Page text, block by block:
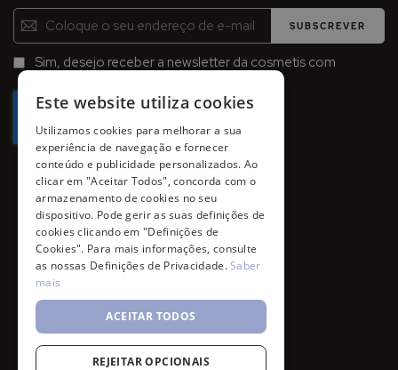
Inscreva-
se
na
Newsletter:
SUBSCREVER
Sim, desejo receber a newsletter da cosmetis com
Este website utiliza cookies
Utilizamos cookies para melhorar a sua
experiência de navegação e fornecer
conteúdo e publicidade personalizados. Ao
clicar em "Aceitar Todos", concorda com o
armazenamento de cookies no seu
dispositivo. Pode gerir as suas definições de
cookies clicando em "Definições de
Cookies". Para mais informações, consulte
as nossas Definições de Privacidade.Saber
mais
ACEITAR TODOS
REJEITAR OPCIONAIS